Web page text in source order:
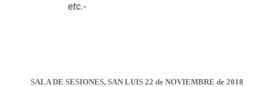
etc.-
SALA DE SESIONES, SAN LUIS 22 de NOVIEMBRE de 2018